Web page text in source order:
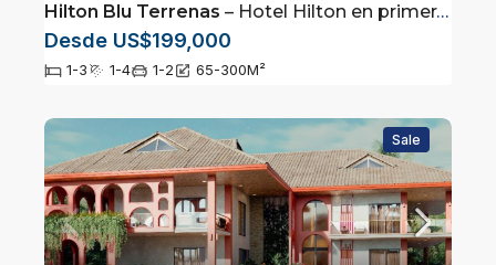
Hilton Blu Terrenas – Hotel Hilton en primera linea de playa en Las Terrenas, Saman
Desde US$199,000
1-3 1-4 1-2 65-300M²
Sale